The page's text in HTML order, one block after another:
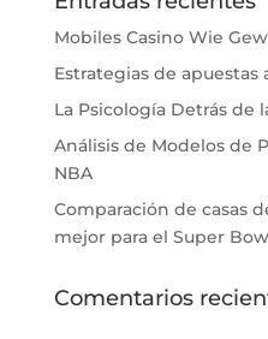
Mobiles Casino Wie
Estrategias de apuestas
La Psicología Detrás de
Análisis de Modelos de
NBA
Comparación de casas
mejor para el Super
Comentarios